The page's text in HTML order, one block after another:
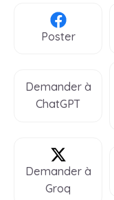
Poster
Demander à
ChatGPT
Demander à
Groq